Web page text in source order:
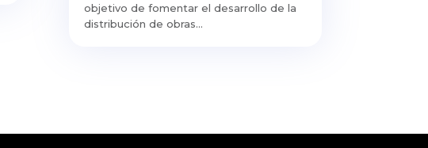
objetivo de fomentar el desarrollo de la
distribución de obras...